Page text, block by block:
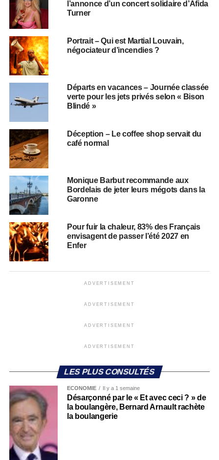
l’annonce d’un concert solidaire d’Afida
Turner
Portrait – Qui est Martial Louvain,
négociateur d’incendies ?
Départs en vacances – Journée classée
verte pour les jets privés selon « Bison
Blindé »
Déception – Le coffee shop servait du
café normal
Monique Barbut recommande aux
Bordelais de jeter leurs mégots dans la
Garonne
Pour fuir la chaleur, 83% des Français
envisagent de passer l’été 2027 en
Enfer
ADVERTISEMENT
ADVERTISEMENT
ADVERTISEMENT
ADVERTISEMENT
LES PLUS CONSULTÉS
ECONOMIE Il y a 1 semaine
Désarçonné par le « Et avec ceci ? » de
la boulangère, Bernard Arnault rachète
la boulangerie